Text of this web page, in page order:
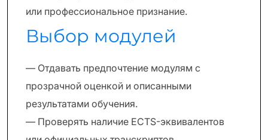
или профессиональное признание.
Выбор модулей
— Отдавать предпочтение модулям с
прозрачной оценкой и описанными
результатами обучения.
— Проверять наличие ECTS-эквивалентов